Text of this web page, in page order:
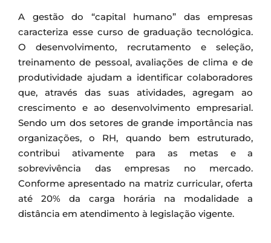
A gestão do “capital humano” das empresas
caracteriza esse curso de graduação tecnológica.
O desenvolvimento, recrutamento e seleção,
treinamento de pessoal, avaliações de clima e de
produtividade ajudam a identificar colaboradores
que, através das suas atividades, agregam ao
crescimento e ao desenvolvimento empresarial.
Sendo um dos setores de grande importância nas
organizações, o RH, quando bem estruturado,
contribui ativamente para as metas e a
sobrevivência das empresas no mercado.
Conforme apresentado na matriz curricular, oferta
até 20% da carga horária na modalidade a
distância em atendimento à legislação vigente.